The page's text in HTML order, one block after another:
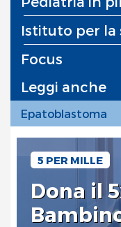
Istituto per la
Focus
Leggi anche
Epatoblastoma
5 PER MILLE
Dona il